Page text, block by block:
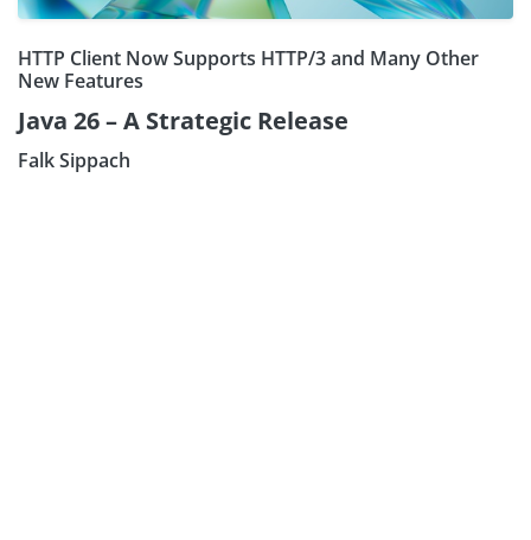
HTTP Client Now Supports HTTP/3 and Many Other
New Features
Java 26 – A Strategic Release
Falk Sippach